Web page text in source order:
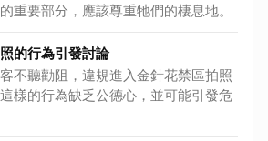
重要部分，應該尊重牠們的棲息地。
的行為引發討論
不聽勸阻，違規進入金針花禁區拍照
樣的行為缺乏公德心，並可能引發危